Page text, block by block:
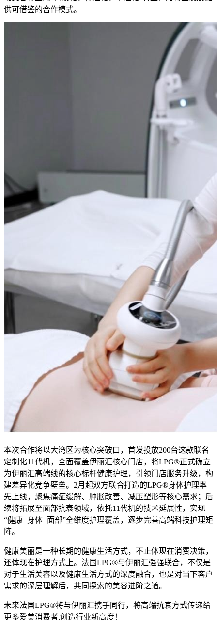
供可借鉴的合作模式。
本次合作将以大湾区为核心突破口，首发投放200台这款联名
定制化11代机，全面覆盖伊丽汇核心门店，将LPG®正式确立
为伊丽汇高端线的核心标杆健康护理，引领门店服务升级，构
建差异化竞争壁垒。2月起双方联合打造的LPG®身体护理率
先上线，聚焦痛症缓解、肿胀改善、减压塑形等核心需求；后
续将拓展至面部抗衰领域，依托11代机的技术延展性，实现
“健康+身体+面部”全维度护理覆盖，逐步完善高端科技护理矩
阵。
健康美丽是一种长期的健康生活方式，不止体现在消费决策，
还体现在护理方式上。法国LPG®与伊丽汇强强联合，不仅是
对于生活美容以及健康生活方式的深度融合，也是对当下客户
需求的深层理解后，共同探索的美容进阶之道。
未来法国LPG®将与伊丽汇携手同行，将高端抗衰方式传递给
更多爱美消费者,创造行业新高度！